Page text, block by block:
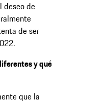
deseo de
de ser
y qué
que la